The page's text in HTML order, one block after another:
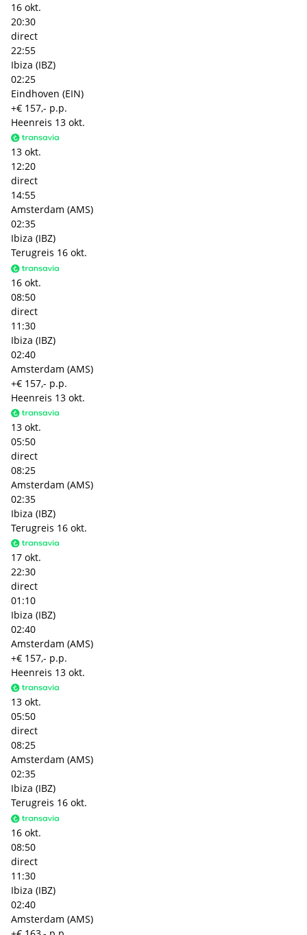
16 okt.
20:30
direct
22:55
Ibiza (IBZ)
02:25
Eindhoven (EIN)
+€ 157,- p.p.
Heenreis 13 okt.
13 okt.
12:20
direct
14:55
Amsterdam (AMS)
02:35
Ibiza (IBZ)
Terugreis 16 okt.
16 okt.
08:50
direct
11:30
Ibiza (IBZ)
02:40
Amsterdam (AMS)
+€ 157,- p.p.
Heenreis 13 okt.
13 okt.
05:50
direct
08:25
Amsterdam (AMS)
02:35
Ibiza (IBZ)
Terugreis 16 okt.
17 okt.
22:30
direct
01:10
Ibiza (IBZ)
02:40
Amsterdam (AMS)
+€ 157,- p.p.
Heenreis 13 okt.
13 okt.
05:50
direct
08:25
Amsterdam (AMS)
02:35
Ibiza (IBZ)
Terugreis 16 okt.
16 okt.
08:50
direct
11:30
Ibiza (IBZ)
02:40
Amsterdam (AMS)